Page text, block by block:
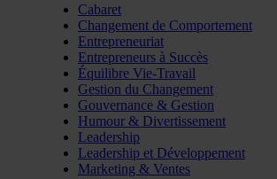
Cabaret
Changement de Comportement
Entrepreneuriat
Entrepreneurs à Succès
Équilibre Vie-Travail
Gestion du Changement
Gouvernance & Gestion
Humour & Divertissement
Leadership
Leadership et Développement
Marketing & Ventes